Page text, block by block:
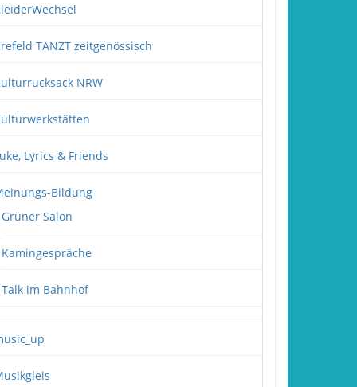
TANZT zeitgenössisch
NRW
Lyrics & Friends
Bildung
Grüner Salon
Kamingespräche
Talk im Bahnhof